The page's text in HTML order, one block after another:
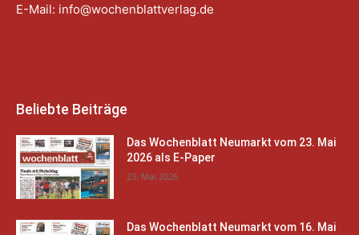
E-Mail: info@wochenblattverlag.de
Beliebte Beiträge
Das Wochenblatt Neumarkt vom 23. Mai
2026 als E-Paper
23. Mai 2026
Das Wochenblatt Neumarkt vom 16. Mai